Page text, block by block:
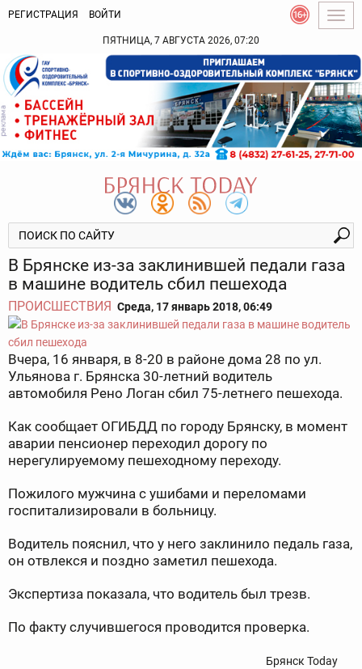
РЕГИСТРАЦИЯ ВОЙТИ
ПЯТНИЦА, 7 АВГУСТА 2026, 07:20
В Брянске из-за заклинившей педали газа
в машине водитель сбил пешехода
ПРОИСШЕСТВИЯ Среда, 17 январь 2018, 06:49
Вчера, 16 января, в 8-20 в районе дома 28 по ул.
Ульянова г. Брянска 30-летний водитель
автомобиля Рено Логан сбил 75-летнего пешехода.
Как сообщает ОГИБДД по городу Брянску, в момент
аварии пенсионер переходил дорогу по
нерегулируемому пешеходному переходу.
Пожилого мужчина с ушибами и переломами
госпитализировали в больницу.
Водитель пояснил, что у него заклинило педаль газа,
он отвлекся и поздно заметил пешехода.
Экспертиза показала, что водитель был трезв.
По факту случившегося проводится проверка.
Брянск Today